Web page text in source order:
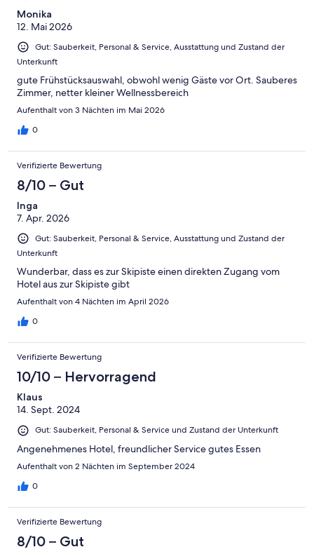
Schlecht
Ungenügend
Monika
12. Mai 2026
Gut: Sauberkeit, Personal & Service, Ausstattung und Zustand der
Unterkunft
gute Frühstücksauswahl, obwohl wenig Gäste vor Ort. Sauberes
Zimmer, netter kleiner Wellnessbereich
Aufenthalt von 3 Nächten im Mai 2026
0
Verifizierte Bewertung
8/10 – Gut
Inga
7. Apr. 2026
Gut: Sauberkeit, Personal & Service, Ausstattung und Zustand der
Unterkunft
Wunderbar, dass es zur Skipiste einen direkten Zugang vom
Hotel aus zur Skipiste gibt
Aufenthalt von 4 Nächten im April 2026
0
Verifizierte Bewertung
10/10 – Hervorragend
Klaus
14. Sept. 2024
Gut: Sauberkeit, Personal & Service und Zustand der Unterkunft
Angenehmenes Hotel, freundlicher Service gutes Essen
Aufenthalt von 2 Nächten im September 2024
0
Verifizierte Bewertung
8/10 – Gut